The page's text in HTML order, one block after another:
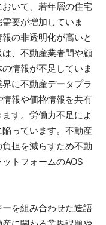
いて、若年層の住宅
要が増加していま
の非透明化が高いと
、不動産業者間や顧
情報が不足していま
に不動産データプラ
報や価格情報を共有
す。労働力不足によ
っています。不動産
担を減らすため不動
トフォームのAOS
を組み合わせた造語